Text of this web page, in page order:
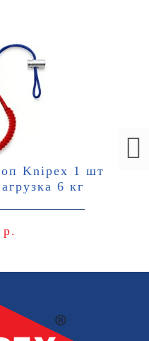
Knipex 1 шт
6 кг